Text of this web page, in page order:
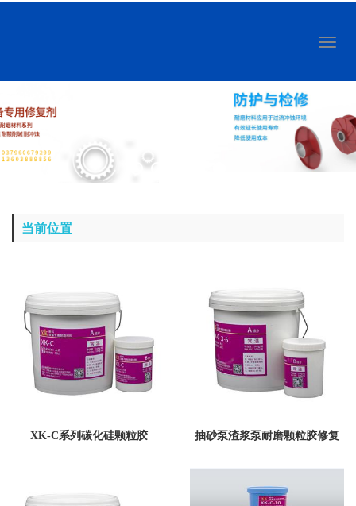
当前位置
XK-C系列碳化硅颗粒胶 抽砂泵渣浆泵耐磨颗粒胶修复
材料XK-C-3-5碳化物颗粒胶